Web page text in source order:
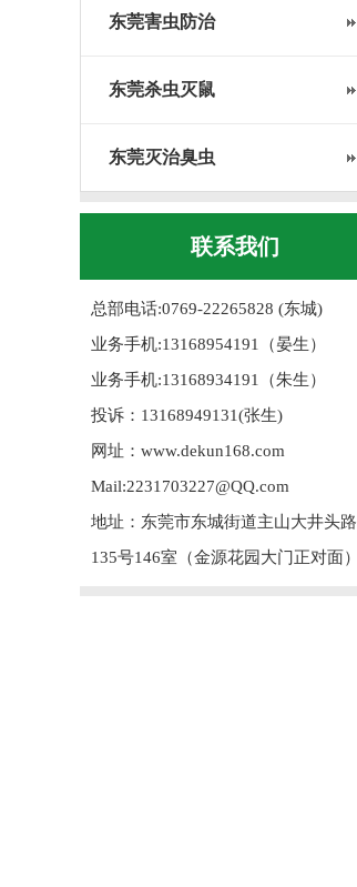
东莞害虫防治
东莞杀虫灭鼠
东莞灭治臭虫
联系我们
总部电话:0769-22265828 (东城)
业务手机:13168954191（晏生）
业务手机:13168934191（朱生）
投诉：13168949131(张生)
网址：www.dekun168.com
Mail:2231703227@QQ.com
地址：东莞市东城街道主山大井头路
135号146室（金源花园大门正对面）